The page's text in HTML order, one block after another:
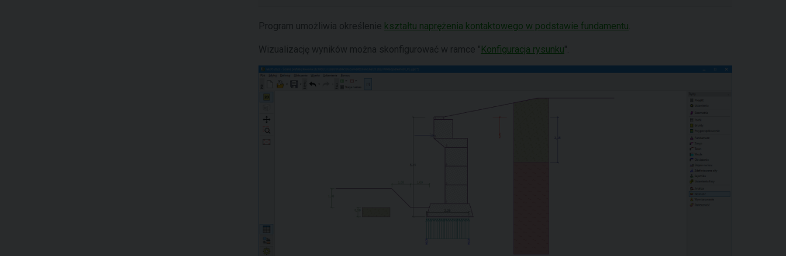
Program umożliwia określenie kształtu naprężenia kontaktowego w podstawie fundamentu
Wizualizację wyników można skonfigurować w ramce "Konfiguracja rysunku".